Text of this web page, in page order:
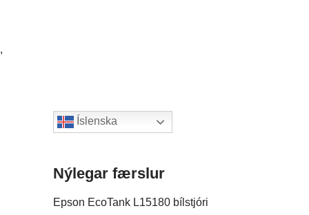
Íslenska
Nýlegar færslur
Epson EcoTank L15180 bílstjóri